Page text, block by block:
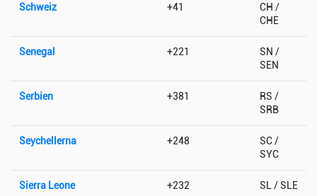
Schweiz +41
CH /
CHE
Senegal +221
SN /
SEN
Serbien +381
RS /
SRB
Seychellerna +248
SC /
SYC
Sierra Leone +232 SL / SLE